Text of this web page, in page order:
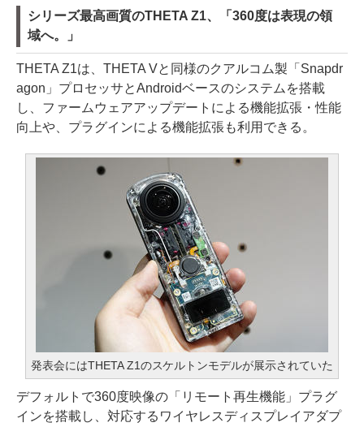
シリーズ最高画質のTHETA Z1、「360度は表現の領
域へ。」
THETA Z1は、THETA Vと同様のクアルコム製「Snapdr
agon」プロセッサとAndroidベースのシステムを搭載
し、ファームウェアアップデートによる機能拡張・性能
向上や、プラグインによる機能拡張も利用できる。
発表会にはTHETA Z1のスケルトンモデルが展示されていた
デフォルトで360度映像の「リモート再生機能」プラグ
インを搭載し、対応するワイヤレスディスプレイアダプ